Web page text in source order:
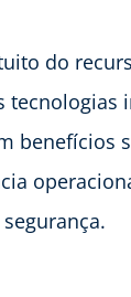
do
tecnologias
benefícios